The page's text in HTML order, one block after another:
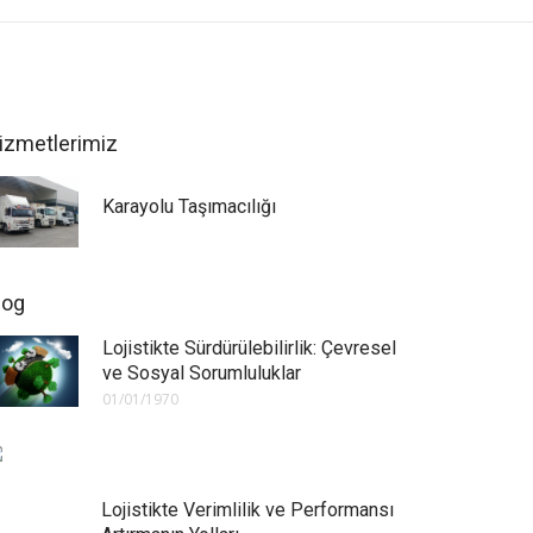
Karayolu Taşımacılığı
Lojistikte Sürdürülebilirlik: Çevresel
ve Sosyal Sorumluluklar
01/01/1970
Lojistikte Verimlilik ve Performansı